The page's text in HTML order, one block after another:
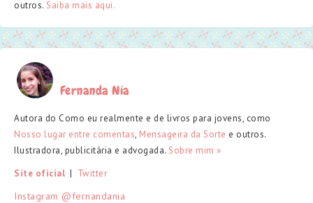
outros. Saiba mais aqui.
Fernanda Nia
Autora do Como eu realmente e de livros para jovens, como
Nosso lugar entre comentas, Mensageira da Sorte e outros.
Ilustradora, publicitária e advogada. Sobre mim »
Site oficial
  |
Twitter
Instagram @fernandania